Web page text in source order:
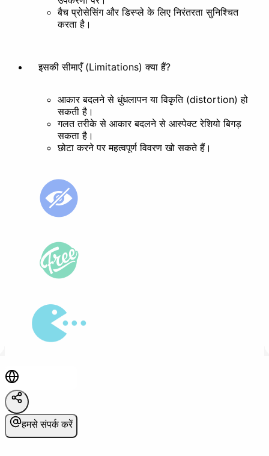
बैच प्रोसेसिंग और डिस्प्ले के लिए निरंतरता सुनिश्चित
करता है।
इसकी सीमाएँ (Limitations) क्या हैं?
आकार बदलने से धुंधलापन या विकृति (distortion) हो
सकती है।
गलत तरीके से आकार बदलने से आस्पेक्ट रेशियो बिगड़
सकता है।
छोटा करने पर महत्वपूर्ण विवरण खो सकते हैं।
हमसे संपर्क करें